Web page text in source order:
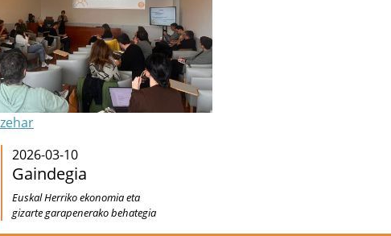
2026-03-10
Gaindegia
Euskal Herriko ekonomia eta
gizarte garapenerako behategia